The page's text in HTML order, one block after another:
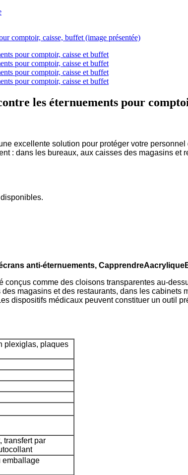
les éternuements pour
excellente solution pour protéger votre
: dans les bureaux, aux caisses des magasins
anti-éternuements, CapprendreAacrylique
conçus comme des cloisons transparentes au-
magasins et des restaurants, dans les
dispositifs médicaux peuvent constituer un outil
plexiglas, plaques
transfert par
emballage